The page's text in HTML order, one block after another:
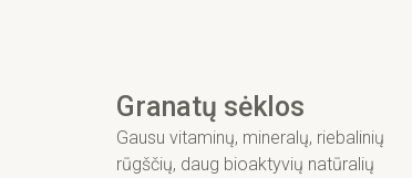
Granatų sėklos
Gausu vitaminų, mineralų, riebalinių
rūgščių, daug bioaktyvių natūralių